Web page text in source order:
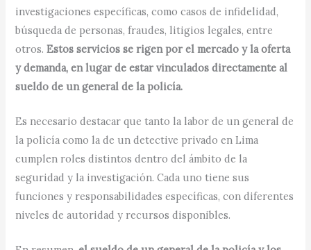
investigaciones específicas, como casos de infidelidad,
búsqueda de personas, fraudes, litigios legales, entre
otros.Estos servicios se rigen por el mercado y la oferta
y demanda, en lugar de estar vinculados directamente al
sueldo de un general de la policía.
Es necesario destacar que tanto la labor de un general de
la policía como la de un detective privado en Lima
cumplen roles distintos dentro del ámbito de la
seguridad y la investigación. Cada uno tiene sus
funciones y responsabilidades específicas, con diferentes
niveles de autoridad y recursos disponibles.